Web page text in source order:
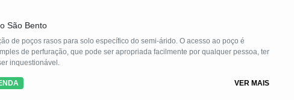
São Bento
de poços rasos para solo específico do semi-árido. O acesso ao poço é
de perfuração, que pode ser apropriada facilmente por qualquer pessoa, ter
inquestionável.
VER MAIS